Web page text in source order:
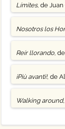
Límites, de
Nosotros los
Reír llorando,
¡Più avanti!, de
Walking around